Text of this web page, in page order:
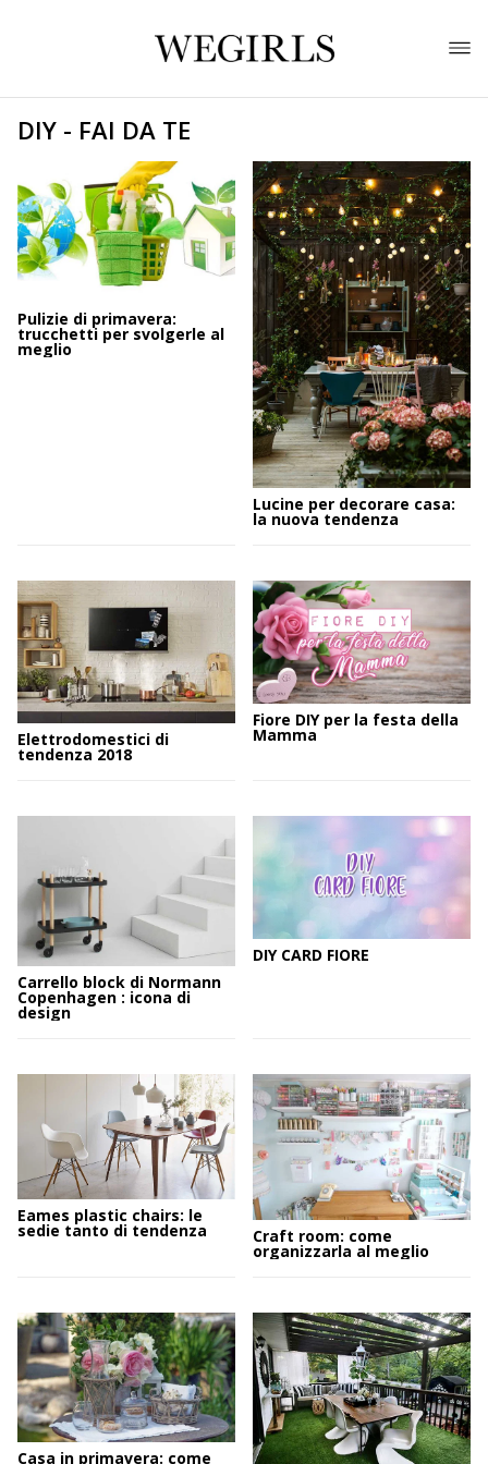
DIY - FAI DA TE
Pulizie di primavera:
trucchetti per svolgerle al
meglio
Lucine per decorare casa:
la nuova tendenza
Elettrodomestici di
tendenza 2018
Fiore DIY per la festa della
Mamma
Carrello block di Normann
Copenhagen : icona di
design
DIY CARD FIORE
Eames plastic chairs: le
sedie tanto di tendenza Craft room: come
organizzarla al meglio
Casa in primavera: come